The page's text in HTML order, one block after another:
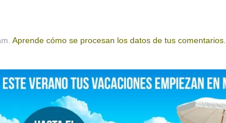
Aprende cómo se procesan los datos de tus comentarios.